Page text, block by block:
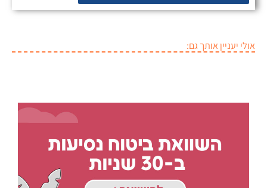
אולי יעניין אותך גם: